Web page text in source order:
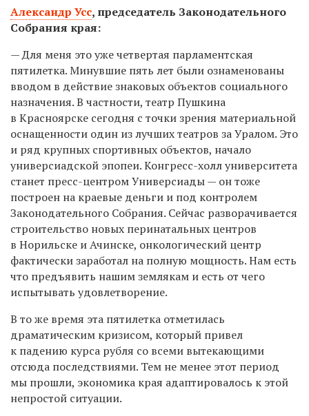
Александр Усс, председатель Законодательного
Собрания края:
— Для меня это уже четвертая парламентская
пятилетка. Минувшие пять лет были ознаменованы
вводом в действие знаковых объектов социального
назначения. В частности, театр Пушкина
в Красноярске сегодня с точки зрения материальной
оснащенности один из лучших театров за Уралом. Это
и ряд крупных спортивных объектов, начало
универсиадской эпопеи. Конгресс-холл университета
станет пресс-центром Универсиады — он тоже
построен на краевые деньги и под контролем
Законодательного Собрания. Сейчас разворачивается
строительство новых перинатальных центров
в Норильске и Ачинске, онкологический центр
фактически заработал на полную мощность. Нам есть
что предъявить нашим землякам и есть от чего
испытывать удовлетворение.
В то же время эта пятилетка отметилась
драматическим кризисом, который привел
к падению курса рубля со всеми вытекающими
отсюда последствиями. Тем не менее этот период
мы прошли, экономика края адаптировалось к этой
непростой ситуации.